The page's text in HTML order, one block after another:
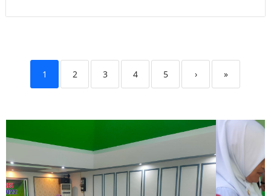
1 2 3 4 5 › »